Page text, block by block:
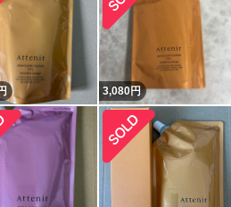
3,080円